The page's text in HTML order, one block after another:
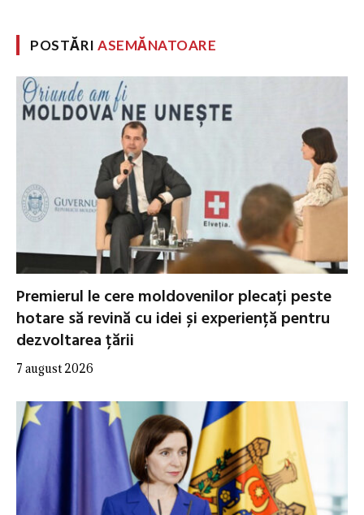
POSTĂRIASEMĂNATOARE
Premierul le cere moldovenilor plecați peste
hotare să revină cu idei și experiență pentru
dezvoltarea țării
7 august 2026